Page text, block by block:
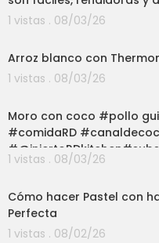
1 vistas . 08/03/26
Arroz blanco con
1 vistas . 08/03/26
Moro con coco #pollo
#comidaRD
1 vistas . 08/03/26
Cómo hacer Pastel con
Perfecta
1 vistas . 08/02/26